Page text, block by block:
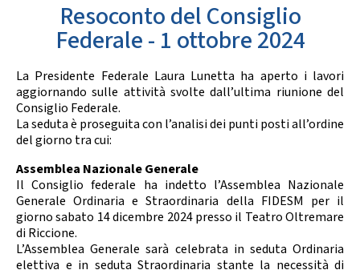
Contatti Discipline
Tesseramento
Formazione Albo Soci
Calendario Gare Media
Resoconto del Consiglio
Federale - 1 ottobre 2024
La Presidente Federale Laura Lunetta ha aperto i lavori
aggiornando sulle attività svolte dall’ultima riunione del
Consiglio Federale.
La seduta è proseguita con l’analisi dei punti posti all’ordine
del giorno tra cui:
Assemblea Nazionale Generale
Il Consiglio federale ha indetto l’Assemblea Nazionale
Generale Ordinaria e Straordinaria della FIDESM per il
giorno sabato 14 dicembre 2024 presso il Teatro Oltremare
di Riccione.
L’Assemblea Generale sarà celebrata in seduta Ordinaria
elettiva e in seduta Straordinaria stante la necessità di